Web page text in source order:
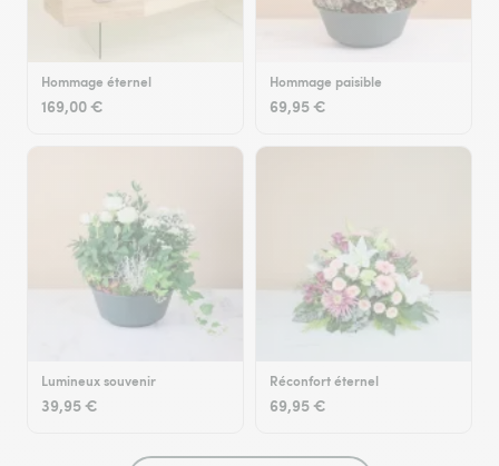
Hommage éternel
169,00 €
Hommage paisible
69,95 €
Lumineux souvenir
39,95 €
Réconfort éternel
69,95 €